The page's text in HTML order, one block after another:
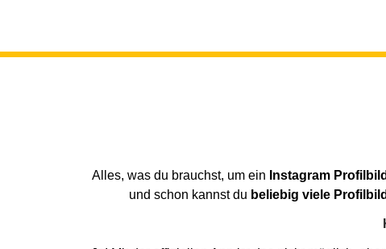
Alles, was du brauchst, um ein Instagram
und schon kannst du beliebig viele